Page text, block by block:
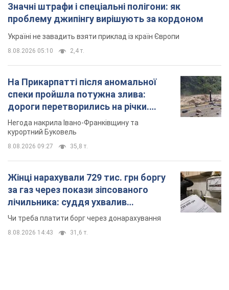
Значні штрафи і спеціальні полігони: як
проблему джипінгу вирішують за кордоном
Україні не завадить взяти приклад із країн Європи
8.08.2026 05:10 2,4 т.
На Прикарпатті після аномальної
спеки пройшла потужна злива:
дороги перетворились на річки.
Відео
Негода накрила Івано-Франківщину та
курортний Буковель
8.08.2026 09:27 35,8 т.
Жінці нарахували 729 тис. грн боргу
за газ через покази зіпсованого
лічильника: суддя ухвалив
неочікуване рішення
Чи треба платити борг через донарахування
8.08.2026 14:43 31,6 т.